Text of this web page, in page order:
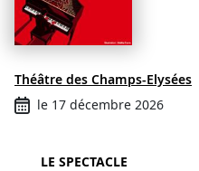
Théâtre des Champs-Elysées
le 17 décembre 2026
LE SPECTACLE